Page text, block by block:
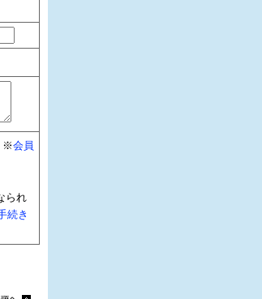
※会員
られ
続き